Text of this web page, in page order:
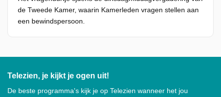
de Tweede Kamer, waarin Kamerleden vragen stellen aan
een bewindspersoon.
Telezien, je kijkt je ogen uit!
De beste programma's kijk je op Telezien wanneer het jou